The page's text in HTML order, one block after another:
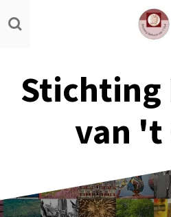
Ga
direct
hoofdinhoud
Stichting
van 't